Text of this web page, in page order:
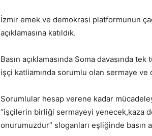
İzmir emek ve demokrasi platformunun
açıklamasına katıldık.
Basın açıklamasında Soma davasında
işçi katliamında sorumlu olan sermaye
Sorumlular hesap verene kadar
“işçilerin birliği sermayeyi yenecek,kaza
onurumuzdur” sloganları eşliğinde basın